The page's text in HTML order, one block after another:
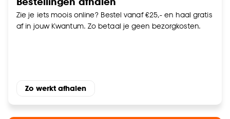
Zie je iets moois online? Bestel vanaf €25,- en haal gratis
af in jouw Kwantum. Zo betaal je geen bezorgkosten.
Zo werkt afhalen